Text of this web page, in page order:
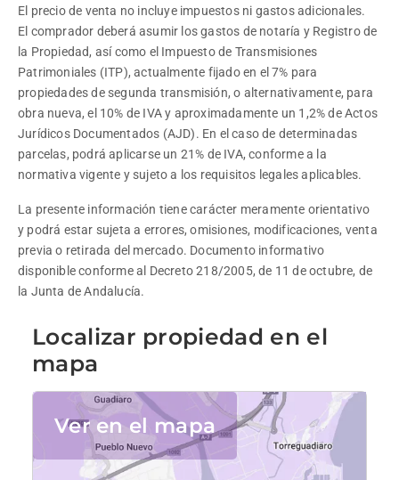
El precio de venta no incluye impuestos ni gastos adicionales.
El comprador deberá asumir los gastos de notaría y Registro de
la Propiedad, así como el Impuesto de Transmisiones
Patrimoniales (ITP), actualmente fijado en el 7% para
propiedades de segunda transmisión, o alternativamente, para
obra nueva, el 10% de IVA y aproximadamente un 1,2% de Actos
Jurídicos Documentados (AJD). En el caso de determinadas
parcelas, podrá aplicarse un 21% de IVA, conforme a la
normativa vigente y sujeto a los requisitos legales aplicables.
La presente información tiene carácter meramente orientativo
y podrá estar sujeta a errores, omisiones, modificaciones, venta
previa o retirada del mercado. Documento informativo
disponible conforme al Decreto 218/2005, de 11 de octubre, de
la Junta de Andalucía.
Localizar propiedad en el
mapa
Ver en el mapa